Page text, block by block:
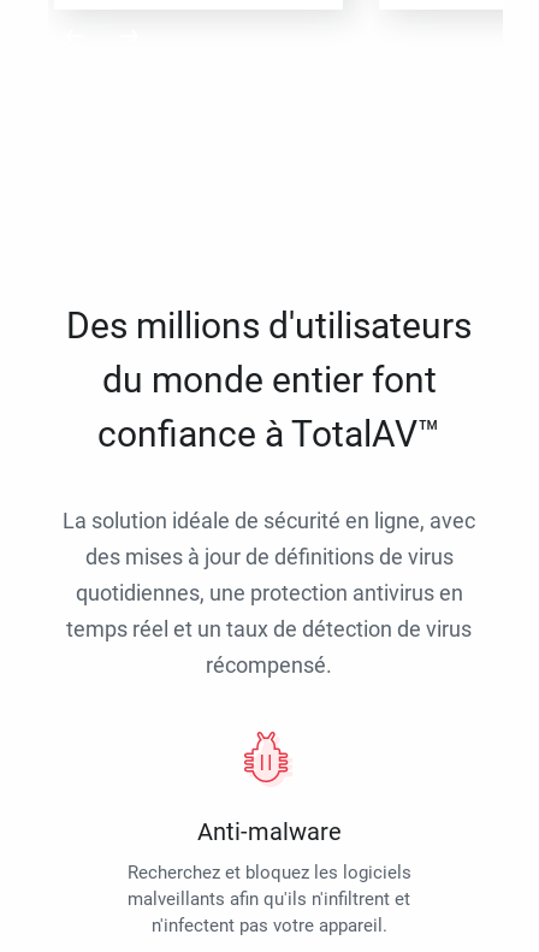
Des millions d'utilisateurs
du monde entier font
confiance à TotalAV™
La solution idéale de sécurité en ligne, avec
des mises à jour de définitions de virus
quotidiennes, une protection antivirus en
temps réel et un taux de détection de virus
récompensé.
Anti-malware
Recherchez et bloquez les logiciels
malveillants afin qu'ils n'infiltrent et
n'infectent pas votre appareil.